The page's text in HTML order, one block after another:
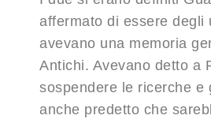
affermato di essere degli
avevano una memoria
Antichi. Avevano detto a
sospendere le ricerche e
anche predetto che